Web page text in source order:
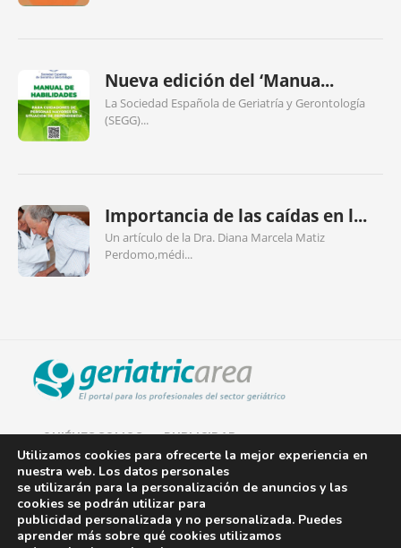
Nueva edición del ‘Manua...
La Sociedad Española de Geriatría y Gerontología
(SEGG)...
Importancia de las caídas en l...
Un artículo de la Dra. Diana Marcela Matiz
Perdomo,médi...
QUIÉNES SOMOS PUBLICIDAD
AVISO LEGAL
POLÍTICA DE COOKIES
POLÍTICA DE PRIVACIDAD
Utilizamos cookies para ofrecerte la mejor experiencia en
nuestra web. Los datos personales
se utilizarán para la personalización de anuncios y las
cookies se podrán utilizar para
publicidad personalizada y no personalizada. Puedes
aprender más sobre qué cookies utilizamos